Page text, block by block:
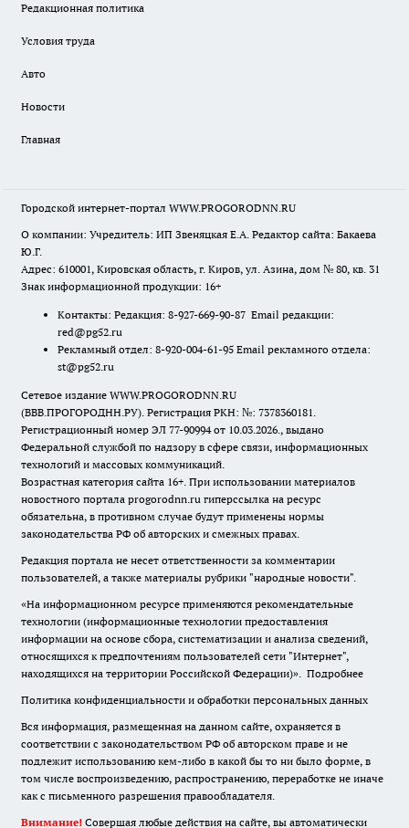
Редакционная политика
Условия труда
Авто
Новости
Главная
Городской интернет-портал WWW.PROGORODNN.RU
О компании: Учредитель: ИП Звеняцкая Е.А. Редактор сайта: Бакаева
Ю.Г.
Адрес: 610001, Кировская область, г. Киров, ул. Азина, дом № 80, кв. 31
Знак информационной продукции: 16+
Контакты: Редакция: 8-927-669-90-87 Email редакции:
red@pg52.ru
Рекламный отдел: 8-920-004-61-95 Email рекламного отдела:
st@pg52.ru
Сетевое издание WWW.PROGORODNN.RU
(ВВВ.ПРОГОРОДНН.РУ). Регистрация РКН: №: 7378360181.
Регистрационный номер ЭЛ 77-90994 от 10.03.2026., выдано
Федеральной службой по надзору в сфере связи, информационных
технологий и массовых коммуникаций.
Возрастная категория сайта 16+. При использовании материалов
новостного портала progorodnn.ru гиперссылка на ресурс
обязательна, в противном случае будут применены нормы
законодательства РФ об авторских и смежных правах.
Редакция портала не несет ответственности за комментарии
пользователей, а также материалы рубрики "народные новости".
«На информационном ресурсе применяются рекомендательные
технологии (информационные технологии предоставления
информации на основе сбора, систематизации и анализа сведений,
относящихся к предпочтениям пользователей сети "Интернет",
находящихся на территории Российской Федерации)». Подробнее
Политика конфиденциальности и обработки персональных данных
Вся информация, размещенная на данном сайте, охраняется в
соответствии с законодательством РФ об авторском праве и не
подлежит использованию кем-либо в какой бы то ни было форме, в
том числе воспроизведению, распространению, переработке не иначе
как с письменного разрешения правообладателя.
Внимание! Совершая любые действия на сайте, вы автоматически